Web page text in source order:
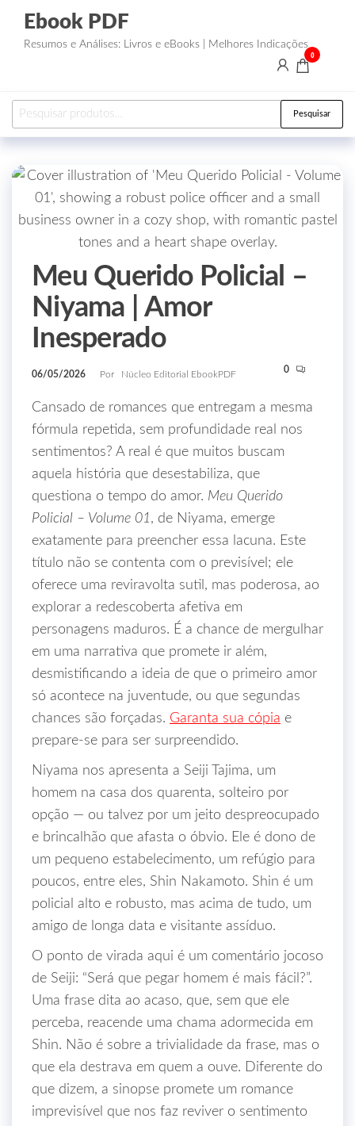
Ebook PDF
Resumos e Análises: Livros e eBooks | Melhores Indicações
0
Pesquisar
Meu Querido Policial –
Niyama | Amor
Inesperado
06/05/2026 Por Núcleo Editorial EbookPDF 0
Cansado de romances que entregam a mesma
fórmula repetida, sem profundidade real nos
sentimentos? A real é que muitos buscam
aquela história que desestabiliza, que
questiona o tempo do amor. Meu Querido
Policial – Volume 01, de Niyama, emerge
exatamente para preencher essa lacuna. Este
título não se contenta com o previsível; ele
oferece uma reviravolta sutil, mas poderosa, ao
explorar a redescoberta afetiva em
personagens maduros. É a chance de mergulhar
em uma narrativa que promete ir além,
desmistificando a ideia de que o primeiro amor
só acontece na juventude, ou que segundas
chances são forçadas. Garanta sua cópia e
prepare-se para ser surpreendido.
Niyama nos apresenta a Seiji Tajima, um
homem na casa dos quarenta, solteiro por
opção — ou talvez por um jeito despreocupado
e brincalhão que afasta o óbvio. Ele é dono de
um pequeno estabelecimento, um refúgio para
poucos, entre eles, Shin Nakamoto. Shin é um
policial alto e robusto, mas acima de tudo, um
amigo de longa data e visitante assíduo.
O ponto de virada aqui é um comentário jocoso
de Seiji: “Será que pegar homem é mais fácil?”.
Uma frase dita ao acaso, que, sem que ele
perceba, reacende uma chama adormecida em
Shin. Não é sobre a trivialidade da frase, mas o
que ela destrava em quem a ouve. Diferente do
que dizem, a sinopse promete um romance
imprevisível que nos faz reviver o sentimento